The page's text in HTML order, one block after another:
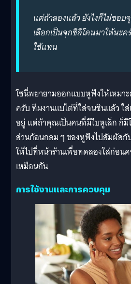
แต่ถ้าลองแล้ว ยังไงก็ไม่ชอบ
เลือกเป็นจุกซิลิโคนมาให้นะ
ใช้แทน
โซนี่พยายามออกแบบหูฟังให้เหมา
ครับ ทีมงานแบไต๋ที่ใส่จนชินแล้ว ใ
อยู่ แต่ถ้าคุณเป็นคนที่มีใบหูเล็ก ก็มี
ส่วนก้อนกลม ๆ ของหูฟังไปสัมผัสกั
ให้ไปที่หน้าร้านเพื่อทดลองใส่ก่อน
เหมือนกัน
การใช้งานและการควบคุม